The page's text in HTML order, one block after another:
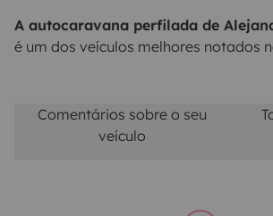
A autocaravana perfilada de
é um dos veículos melhores notados
Comentários sobre o seu
veículo